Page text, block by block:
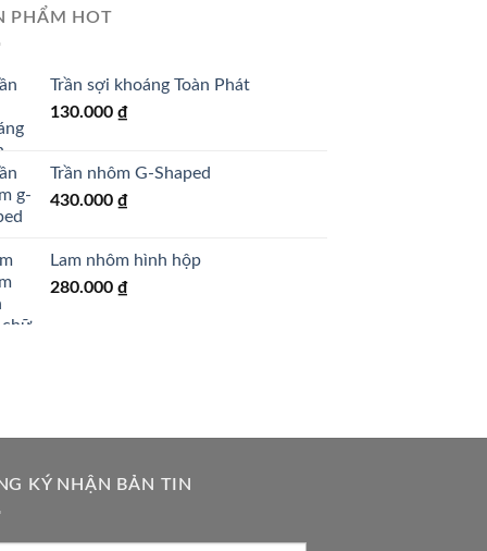
PHẨM HOT
Trần sợi khoáng Toàn Phát
130.000 ₫
Trần nhôm G-Shaped
430.000 ₫
Lam nhôm hình hộp
280.000 ₫
KÝ NHẬN BẢN TIN